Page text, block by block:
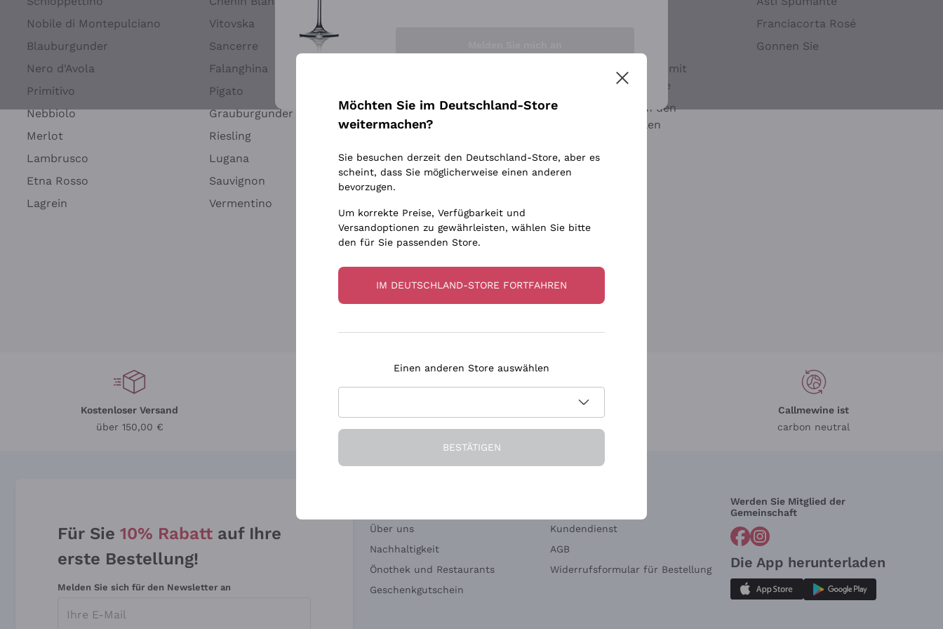
Nobile di Montepulciano
Blauburgunder
Nero d'Avola
Primitivo
Nebbiolo
Merlot
Lambrusco
Etna Rosso
Lagrein
Vitovska
Sancerre
Falanghina
Pigato
Grauburgunder
Riesling
Lugana
Sauvignon
Vermentino
Ca' dei Frati
Biondi Santi
Quintarelli Giuseppe
Rinaldi Giuseppe
Egly Ouriet
Jacquesson
Agrapart
Ohne Sulfit oder mit
minimalen Sulfite
Maischung auf den
Traubenschalen
Franciacorta Rosé
Gonnen Sie
Kostenloser Versand
über 150,00 €
in Deutschland
in 3 Raten
Callmewine ist
carbon neutral
Für Sie 10% Rabatt auf Ihre
erste Bestellung!
Melden Sie sich für den Newsletter an
Über uns
Nachhaltigkeit
Önothek und Restaurants
Geschenkgutschein
Kundendienst
AGB
Widerrufsformular für Bestellung
Werden Sie Mitglied der
Gemeinschaft
Die App herunterladen
Möchten Sie im Deutschland-Store
weitermachen?
Sie besuchen derzeit den Deutschland-Store, aber es
scheint, dass Sie möglicherweise einen anderen
bevorzugen.
Um korrekte Preise, Verfügbarkeit und
Versandoptionen zu gewährleisten, wählen Sie bitte
den für Sie passenden Store.
IM DEUTSCHLAND-STORE FORTFAHREN
Einen anderen Store auswählen
BESTÄTIGEN